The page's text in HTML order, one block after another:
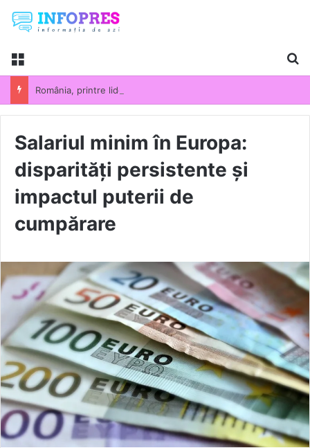
Menu
Salariul minim în Europa:
disparități persistente și
impactul puterii de
cumpărare